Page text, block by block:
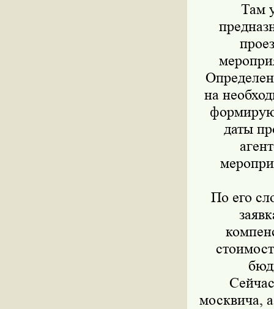
Там
на
даты
По его
москвича,